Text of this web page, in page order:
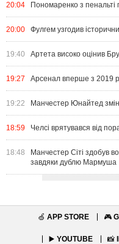
20:04 Пономаренко з
20:00 Фулгем узгодив
19:40 Артета високо оцінив
19:27 Арсенал вперше з 2019
19:22 Манчестер Юнайтед
18:59 Челсі врятувався від
18:48
Манчестер Сіті здобув
завдяки дублю Мармуша
🍏 APP STORE 🎮
▶️ YOUTUBE 📸